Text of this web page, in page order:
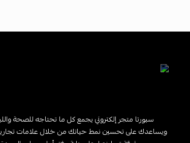
سبورتا متجر إلكتروني يجمع كل ما تحتاجه للصحة
ويساعدك على تحسين نمط حياتك من خلال علامات